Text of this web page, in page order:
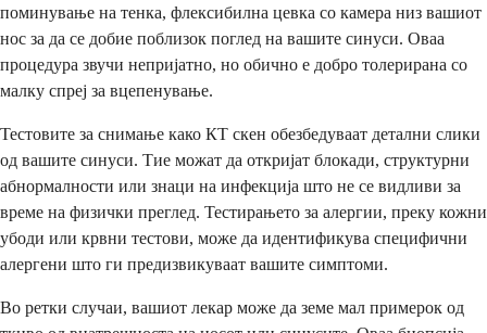
поминување на тенка, флексибилна цевка со камера низ вашиот
нос за да се добие поблизок поглед на вашите синуси. Оваа
процедура звучи непријатно, но обично е добро толерирана со
малку спреј за вцепенување.
Тестовите за снимање како КТ скен обезбедуваат детални слики
од вашите синуси. Тие можат да откријат блокади, структурни
абнормалности или знаци на инфекција што не се видливи за
време на физички преглед. Тестирањето за алергии, преку кожни
убоди или крвни тестови, може да идентификува специфични
алергени што ги предизвикуваат вашите симптоми.
Во ретки случаи, вашиот лекар може да земе мал примерок од